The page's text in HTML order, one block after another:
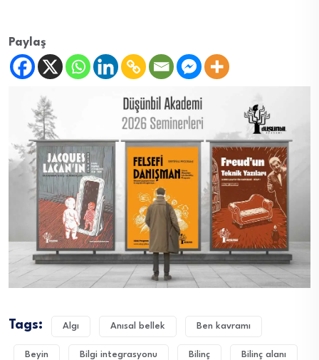
Paylaş
Tags: Algı Anısal bellek Ben kavramı
Beyin Bilgi integrasyonu Bilinç Bilinç alanı